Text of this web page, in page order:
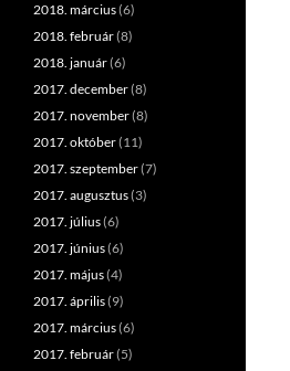
2018. március(6)
2018. február(8)
2018. január(6)
2017. december(8)
2017. november(8)
2017. október(11)
2017. szeptember(7)
2017. augusztus(3)
2017. július(6)
2017. június(6)
2017. május(4)
2017. április(9)
2017. március(6)
2017. február(5)